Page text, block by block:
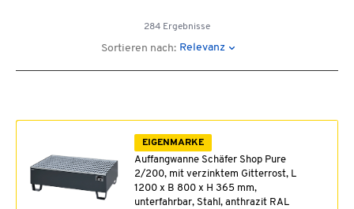
284 Ergebnisse
Sortieren nach: Relevanz
EIGENMARKE
Auffangwanne Schäfer Shop Pure
2/200, mit verzinktem Gitterrost, L
1200 x B 800 x H 365 mm,
unterfahrbar, Stahl, anthrazit RAL